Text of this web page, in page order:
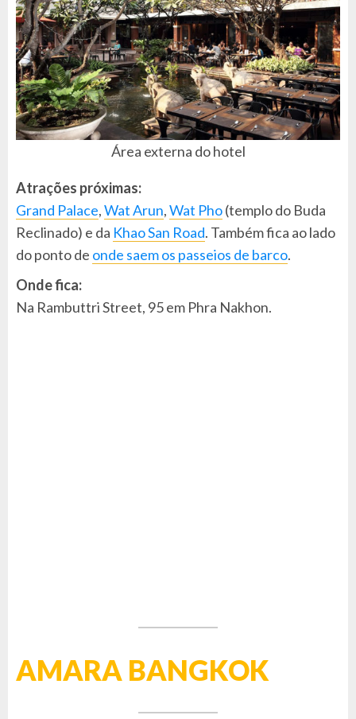
Área externa do hotel
Atrações próximas:
Grand Palace,Wat Arun,Wat Pho(templo do Buda
Reclinado) e da Khao San Road. Também fica ao lado
do ponto de onde saem os passeios de barco.
Onde fica:
Na Rambuttri Street, 95 em Phra Nakhon.
AMARA BANGKOK